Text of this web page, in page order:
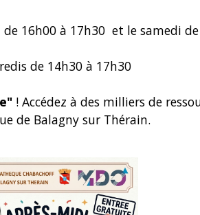
16h00 à 17h30 et le samedi
de 14h30 à 17h30
! Accédez à des milliers de
de Balagny sur Thérain.